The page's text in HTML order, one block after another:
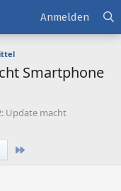
Anmelden
Smartphone
Update macht